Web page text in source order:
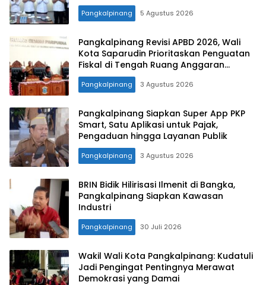
Pangkalpinang 5 Agustus 2026
Pangkalpinang Revisi APBD 2026, Wali
Kota Saparudin Prioritaskan Penguatan
Fiskal di Tengah Ruang Anggaran
Terbatas
Pangkalpinang 3 Agustus 2026
Pangkalpinang Siapkan Super App PKP
Smart, Satu Aplikasi untuk Pajak,
Pengaduan hingga Layanan Publik
Pangkalpinang 3 Agustus 2026
BRIN Bidik Hilirisasi Ilmenit di Bangka,
Pangkalpinang Siapkan Kawasan
Industri
Pangkalpinang 30 Juli 2026
Wakil Wali Kota Pangkalpinang: Kudatuli
Jadi Pengingat Pentingnya Merawat
Demokrasi yang Damai